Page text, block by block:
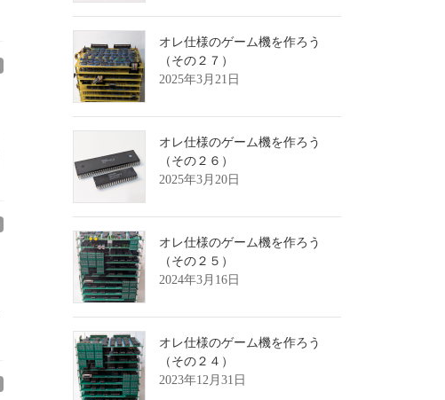
オレ仕様のゲーム機を作ろう
（その２７）
2025年3月21日
オレ仕様のゲーム機を作ろう
（その２６）
2025年3月20日
オレ仕様のゲーム機を作ろう
（その２５）
2024年3月16日
オレ仕様のゲーム機を作ろう
（その２４）
2023年12月31日